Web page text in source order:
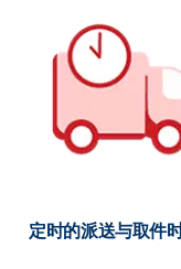
定时的派送与取件